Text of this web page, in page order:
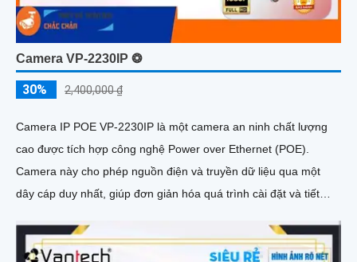
Camera VP-2230IP ❂
30% 2,400,000 ₫
Camera IP POE VP-2230IP là một camera an ninh chất lượng
cao được tích hợp công nghệ Power over Ethernet (POE).
Camera này cho phép nguồn điện và truyền dữ liệu qua một
dây cáp duy nhất, giúp đơn giản hóa quá trình cài đặt và tiết